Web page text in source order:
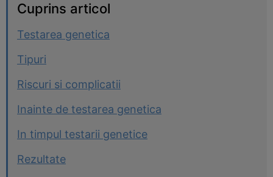
Cuprins articol
Testarea genetica
Tipuri
Riscuri si complicatii
Inainte de testarea genetica
In timpul testarii genetice
Rezultate